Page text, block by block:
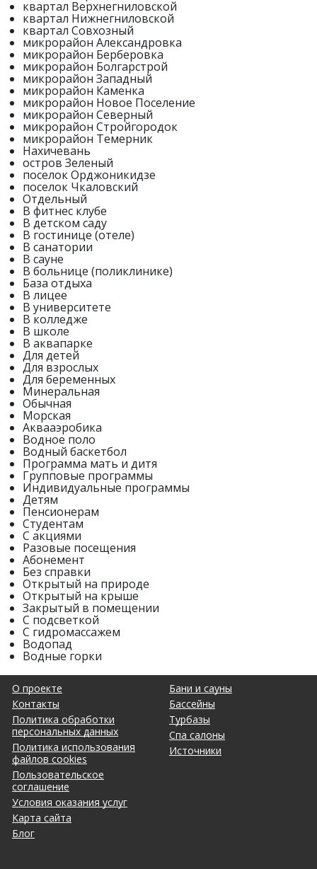
квартал Верхнегниловской
квартал Нижнегниловской
квартал Совхозный
микрорайон Александровка
микрорайон Берберовка
микрорайон Болгарстрой
микрорайон Западный
микрорайон Каменка
микрорайон Новое Поселение
микрорайон Северный
микрорайон Стройгородок
микрорайон Темерник
Нахичевань
остров Зеленый
поселок Орджоникидзе
поселок Чкаловский
Отдельный
В фитнес клубе
В детском саду
В гостинице (отеле)
В санатории
В сауне
В больнице (поликлинике)
База отдыха
В лицее
В университете
В колледже
В школе
В аквапарке
Для детей
Для взрослых
Для беременных
Минеральная
Обычная
Морская
Аквааэробика
Водное поло
Водный баскетбол
Программа мать и дитя
Групповые программы
Индивидуальные программы
Детям
Пенсионерам
Студентам
С акциями
Разовые посещения
Абонемент
Без справки
Открытый на природе
Открытый на крыше
Закрытый в помещении
С подсветкой
С гидромассажем
Водопад
Водные горки
О проекте
Контакты
Политика обработки
персональных данных
Политика использования
файлов cookies
Пользовательское
соглашение
Условия оказания услуг
Карта сайта
Блог
Бани и сауны
Бассейны
Турбазы
Спа салоны
Источники